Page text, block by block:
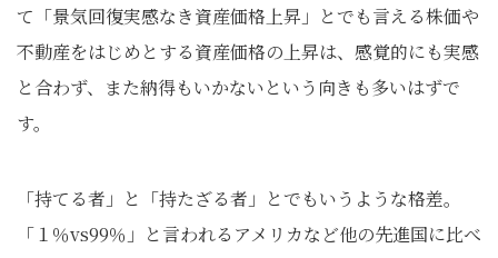
て「景気回復実感なき資産価格上昇」とでも言える株価や
不動産をはじめとする資産価格の上昇は、感覚的にも実感
と合わず、また納得もいかないという向きも多いはずで
す。
「持てる者」と「持たざる者」とでもいうような格差。
「１％vs99％」と言われるアメリカなど他の先進国に比べ